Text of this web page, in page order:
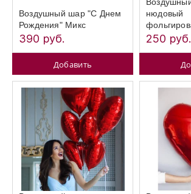
Воздушный шар "С Днем
Рождения" Микс
390 руб.
Добавить
нюдовый
250 руб.